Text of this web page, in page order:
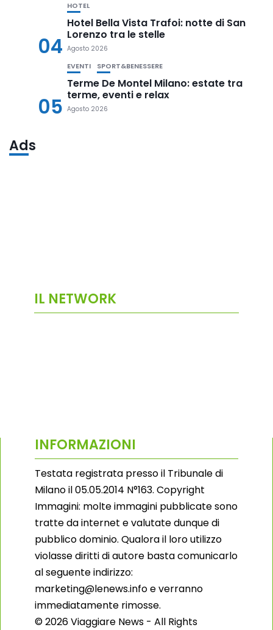
04
HOTEL
Hotel Bella Vista Trafoi: notte di San
Lorenzo tra le stelle
Agosto 2026
05
EVENTI SPORT&BENESSERE
Terme De Montel Milano: estate tra
terme, eventi e relax
Agosto 2026
Ads
IL NETWORK
INFORMAZIONI
Testata registrata presso il Tribunale di
Milano il 05.05.2014 N°163. Copyright
Immagini: molte immagini pubblicate sono
tratte da internet e valutate dunque di
pubblico dominio. Qualora il loro utilizzo
violasse diritti di autore basta comunicarlo
al seguente indirizzo:
marketing@lenews.info e verranno
immediatamente rimosse.
© 2026 Viaggiare News - All Rights